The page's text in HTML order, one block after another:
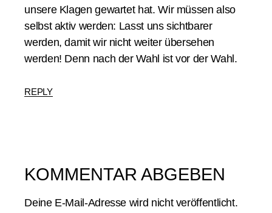
unsere Klagen gewartet hat. Wir müssen also
selbst aktiv werden: Lasst uns sichtbarer
werden, damit wir nicht weiter übersehen
werden! Denn nach der Wahl ist vor der Wahl.
REPLY
KOMMENTAR ABGEBEN
Deine E-Mail-Adresse wird nicht veröffentlicht.